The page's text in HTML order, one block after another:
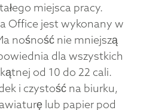
miejsca pracy.
Office jest wykonany w
nośność nie mniejszą
dla wszystkich
od 10 do 22 cali.
i czystość na biurku,
lub papier pod